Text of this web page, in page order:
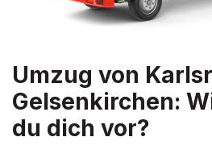
Umzug von
Gelsenkirchen:
du dich vor?